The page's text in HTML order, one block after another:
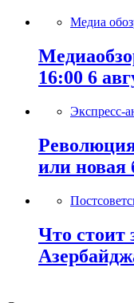
Медиа
16:00 6
Экспресс-
или новая
Что